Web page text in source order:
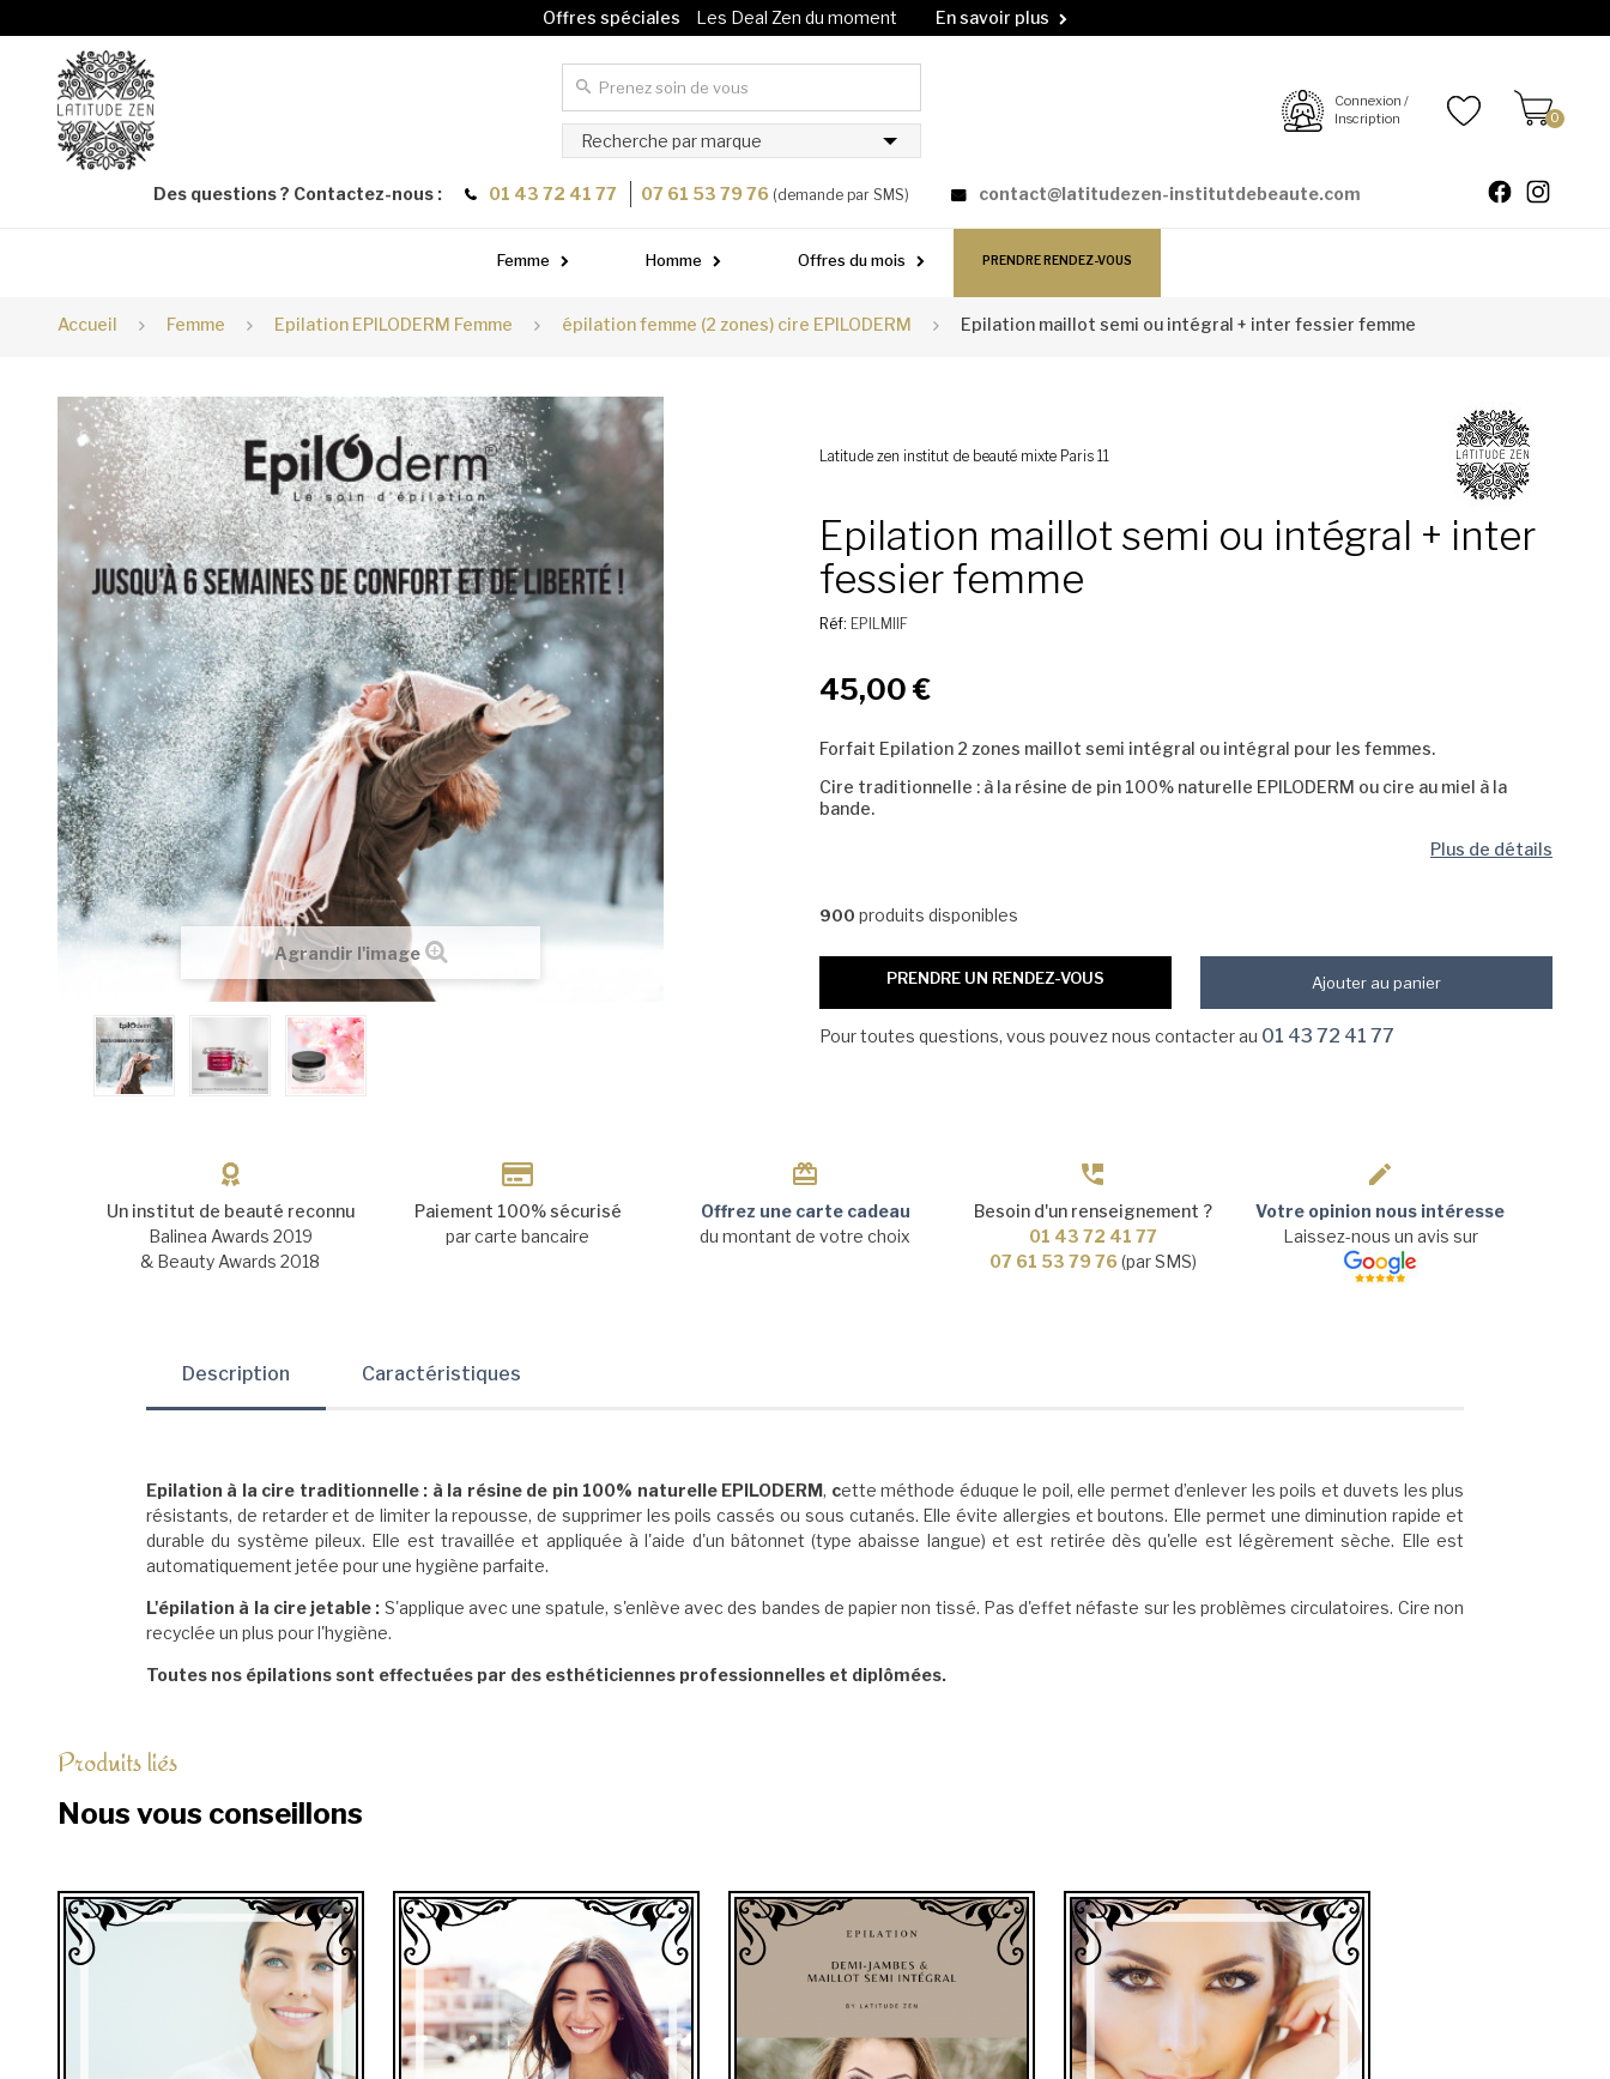
Offres spéciales Les Deal Zen du moment
En savoir plus
Des questions ? Contactez-nous : 01 43 72 41 77 07 61 53 79 76 (demande par SMS) contact@latitudezen-institutdebeaute.com
Recherche par marque
Connexion /
Inscription
0
Femme Homme Offres du mois PRENDRE RENDEZ-VOUS
Accueil Femme Epilation EPILODERM Femme épilation femme (2 zones) cire EPILODERM Epilation maillot semi ou intégral + inter fessier femme
Agrandir l'image
Latitude zen institut de beauté mixte Paris 11
Epilation maillot semi ou intégral + inter
fessier femme
Réf: EPILMIIF
45,00 €
Forfait Epilation 2 zones maillot semi intégral ou intégral pour les femmes.
Cire traditionnelle : à la résine de pin 100% naturelle EPILODERM ou cire au miel à la
bande.
Plus de détails
900 produits disponibles
PRENDRE UN RENDEZ-VOUS Ajouter au panier
Pour toutes questions, vous pouvez nous contacter au 01 43 72 41 77
Un institut de beauté reconnu
Balinea Awards 2019
& Beauty Awards 2018
Paiement 100% sécurisé
par carte bancaire
Offrez une carte cadeau
du montant de votre choix
Besoin d'un renseignement ?
01 43 72 41 77
07 61 53 79 76 (par SMS)
Votre opinion nous intéresse
Laissez-nous un avis sur
Description Caractéristiques
Epilation à la cire traditionnelle : à la résine de pin 100% naturelle EPILODERM, cette méthode éduque le poil, elle permet d’enlever les poils et duvets les plus
résistants, de retarder et de limiter la repousse, de supprimer les poils cassés ou sous cutanés. Elle évite allergies et boutons. Elle permet une diminution rapide et
durable du système pileux. Elle est travaillée et appliquée à l'aide d'un bâtonnet (type abaisse langue) et est retirée dès qu'elle est légèrement sèche. Elle est
automatiquement jetée pour une hygiène parfaite.
L'épilation à la cire jetable : S'applique avec une spatule, s'enlève avec des bandes de papier non tissé. Pas d'effet néfaste sur les problèmes circulatoires. Cire non
recyclée un plus pour l'hygiène.
Toutes nos épilations sont effectuées par des esthéticiennes professionnelles et diplômées.
Produits liés
Nous vous conseillons